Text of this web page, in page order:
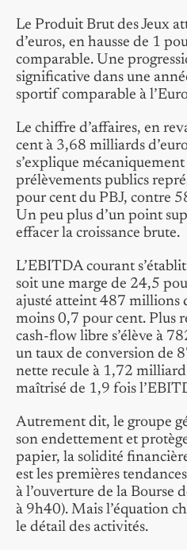
Le Produit Brut des Jeux
d’euros, en hausse de 1
comparable. Une
significative dans une
sportif comparable à
Le chiffre d’affaires, en
cent à 3,68 milliards
s’explique
prélèvements publics
pour cent du PBJ, contre
Un peu plus d’un point
effacer la croissance brute.
L’EBITDA courant
soit une marge de 24,5
ajusté atteint 487 millions
moins 0,7 pour cent. Plus
cash-flow libre s’élève à
un taux de conversion de
nette recule à 1,72
maîtrisé de 1,9 fois
Autrement dit, le groupe
son endettement et
papier, la solidité
est les premières
à l’ouverture de la Bourse
à 9h40). Mais l’équation
le détail des activités.